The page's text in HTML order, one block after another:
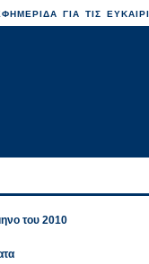
ΓΙΑ ΤΙΣ
του 2010